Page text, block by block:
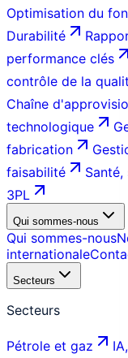
Optimisation du
Durabilité
performance clés
contrôle de la
Chaîne
technologique
fabrication
faisabilité
3PL
Qui sommes-nous
Qui sommes-nous
internationale
Secteurs
Secteurs
Pétrole et gaz